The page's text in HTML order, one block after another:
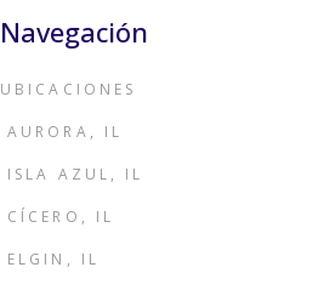
Navegación
UBICACIONES
AURORA, IL
ISLA AZUL, IL
CÍCERO, IL
ELGIN, IL